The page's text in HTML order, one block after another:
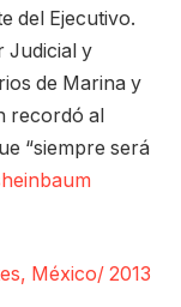
del Ejecutivo.
Judicial y
de Marina y
recordó al
“siempre será
México/ 2013